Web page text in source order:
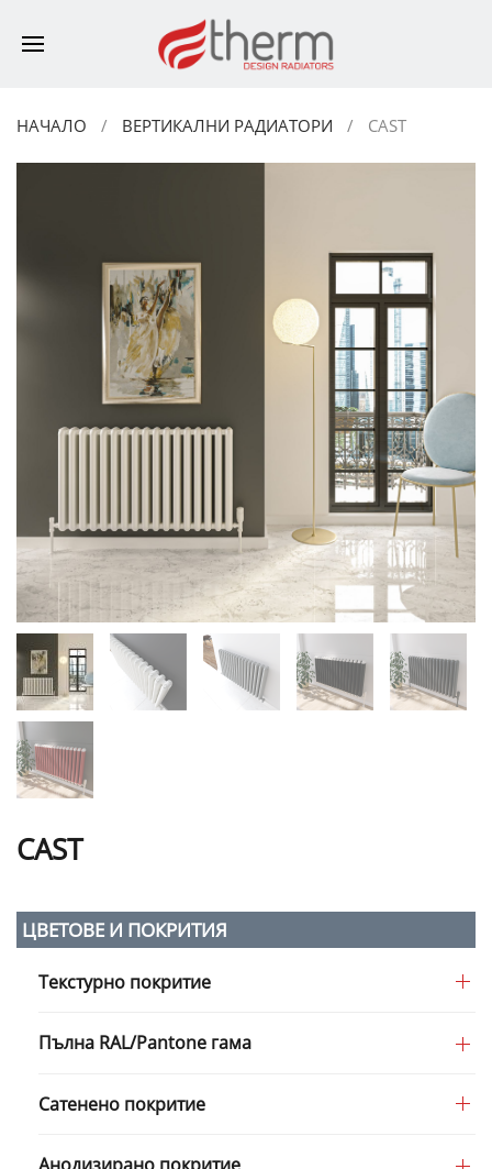
НАЧАЛО ВЕРТИКАЛНИ РАДИАТОРИ CAST
CAST
ЦВЕТОВЕ И ПОКРИТИЯ
Текстурно покритие
Пълна RAL/Pantone гама
Сатенено покритие